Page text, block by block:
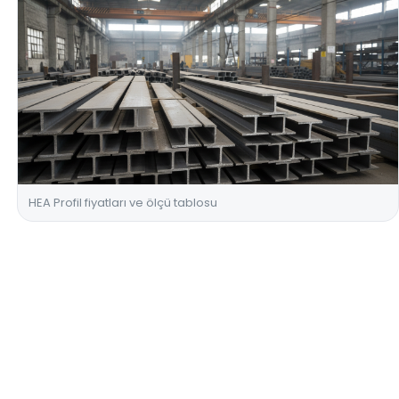
HEA Profil fiyatları ve ölçü tablosu